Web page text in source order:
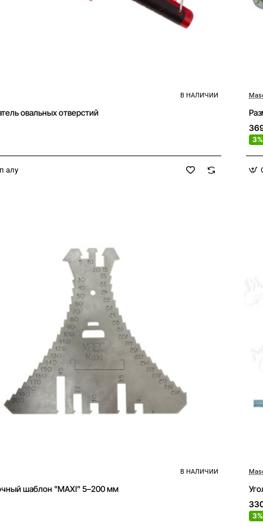
Новое
В НАЛИЧИИ
овальных отверстий
алу
Новое
В НАЛИЧИИ
шаблон "MAXI" 5–200 мм